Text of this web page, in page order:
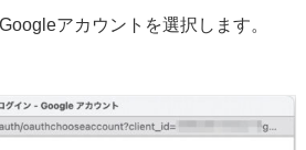
アカウントを選択します。